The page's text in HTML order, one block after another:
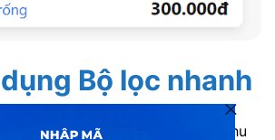
Bộ lọc nhanh
nhấn vào bộ lọc phù hợp với nhu